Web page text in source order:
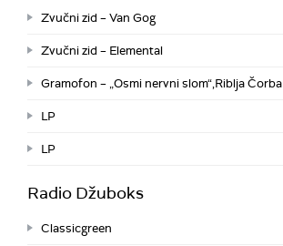
Zvučni zid – Van Gog
Zvučni zid – Elemental
Gramofon – „Osmi nervni slom“,Riblja Čorba
LP
LP
Radio Džuboks
Classicgreen